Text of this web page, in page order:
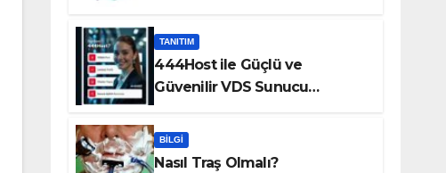
TANITIM
444Host ile Güçlü ve
Güvenilir VDS Sunucu
BILGI
Nasıl Traş Olmalı?